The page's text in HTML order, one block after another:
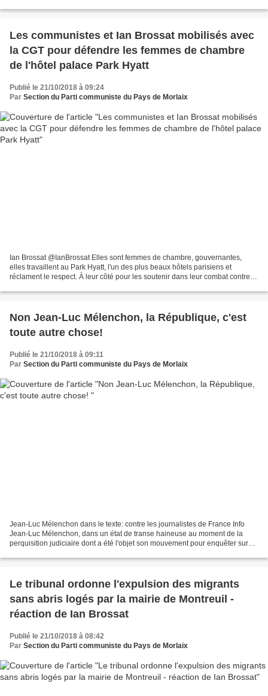
Les communistes et Ian Brossat mobilisés avec
la CGT pour défendre les femmes de chambre
de l'hôtel palace Park Hyatt
Publié le 21/10/2018 à 09:24
Par Section du Parti communiste du Pays de Morlaix
Ian Brossat @IanBrossat Elles sont femmes de chambre, gouvernantes,
elles travaillent au Park Hyatt, l'un des plus beaux hôtels parisiens et
réclament le respect. À leur côté pour les soutenir dans leur combat contre
Non Jean-Luc Mélenchon, la République, c'est
toute autre chose!
Publié le 21/10/2018 à 09:11
Par Section du Parti communiste du Pays de Morlaix
Jean-Luc Mélenchon dans le texte: contre les journalistes de France Info
Jean-Luc Mélenchon, dans un état de transe haineuse au moment de la
perquisition judiciaire dont a été l'objet son mouvement pour enquêter sur
Le tribunal ordonne l'expulsion des migrants
sans abris logés par la mairie de Montreuil -
réaction de Ian Brossat
Publié le 21/10/2018 à 08:42
Par Section du Parti communiste du Pays de Morlaix